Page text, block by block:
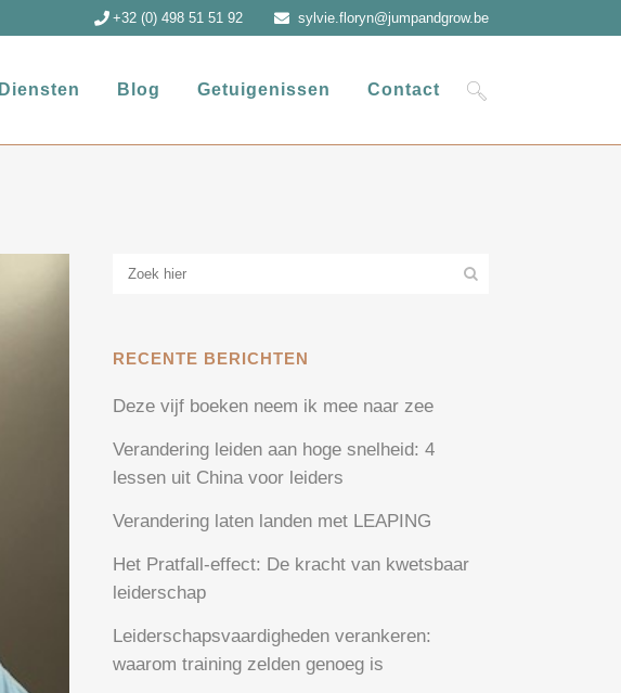
+32 (0) 498 51 51 92 sylvie.floryn@jumpandgrow.be
Diensten Blog Getuigenissen Contact
RECENTE BERICHTEN
Deze vijf boeken neem ik mee naar zee
Verandering leiden aan hoge snelheid: 4
lessen uit China voor leiders
Verandering laten landen met LEAPING
Het Pratfall-effect: De kracht van kwetsbaar
leiderschap
Leiderschapsvaardigheden verankeren:
waarom training zelden genoeg is